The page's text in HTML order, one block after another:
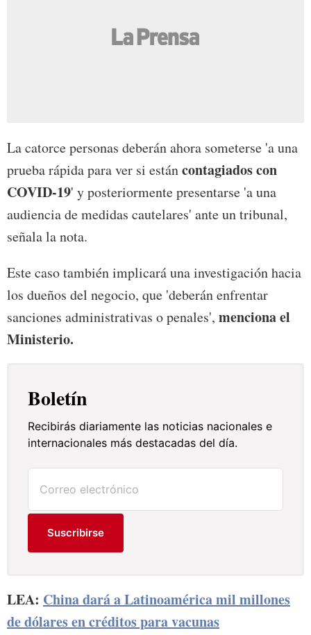
La catorce personas deberán ahora someterse 'a una
prueba rápida para ver si estáncontagiados con
COVID-19' y posteriormente presentarse 'a una
audiencia de medidas cautelares' ante un tribunal,
señala la nota.
Este caso también implicará una investigación hacia
los dueños del negocio, que 'deberán enfrentar
sanciones administrativas o penales', menciona el
Ministerio.
Boletín
Recibirás diariamente las noticias nacionales e
internacionales más destacadas del día.
Suscribirse
LEA: China dará a Latinoamérica mil millones
de dólares en créditos para vacunas